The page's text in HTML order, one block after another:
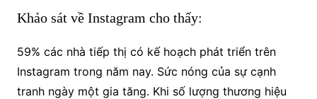
Khảo sát về Instagram cho thấy:
59% các nhà tiếp thị có kế hoạch phát triển trên
Instagram trong năm nay. Sức nóng của sự cạnh
tranh ngày một gia tăng. Khi số lượng thương hiệu